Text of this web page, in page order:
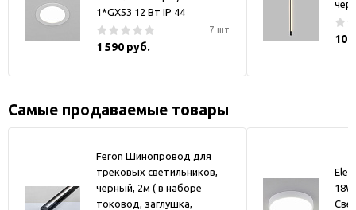
1*GX53 12 Вт IP 44
7 шт
1 590 руб.
10
Самые продаваемые товары
Feron Шинопровод для
трековых светильников,
черный, 2м ( в наборе
токовод, заглушка,